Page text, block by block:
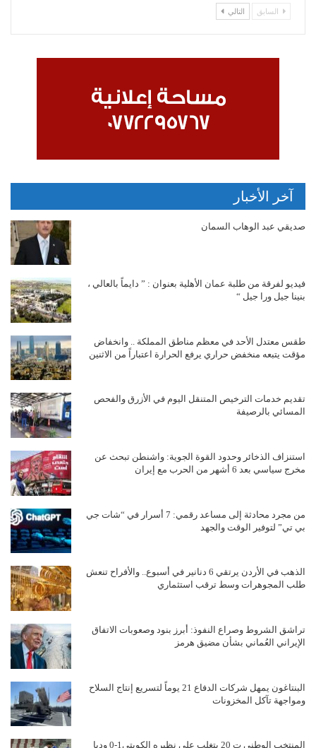
السابق التالي
آخر الأخبار
صديقي عبد الوهاب السمان
فيديو لفرقة من طلبة عمان الأهلية بعنوان : ” دايماً بالعالي ،
بنينا جيل ورا جيل “
طقس معتدل الأحد في معظم مناطق المملكة .. وانخفاض
مؤقت يتبعه منخفض حراري يرفع الحرارة اعتباراً من الاثنين
تقديم خدمات الترخيص المتنقل اليوم في الأزرق والفحص
المسائي بالرصيفة
استنزاف الذخائر وحدود القوة الجوية: واشنطن تبحث عن
مخرج سياسي بعد 6 أشهر من الحرب مع إيران
من مجرد محادثة إلى مساعد رقمي: 7 أسرار في “شات جي
بي تي” لتوفير الوقت والجهد
الذهب في الأردن يرتقي 6 دنانير في أسبوع.. والأفراح تنعش
طلب المجوهرات وسط ترقب استثماري
تراشق الشروط وصراع النفوذ: أبرز بنود وصعوبات الاتفاق
الإيراني العُماني بشأن مضيق هرمز
البنتاغون يمهل شركات الدفاع 21 يوماً لتسريع إنتاج السلاح
ومواجهة تآكل المخزونات
المنتخب الوطني ت 20 يتغلب على نظيره الكويتي1-0 وديا